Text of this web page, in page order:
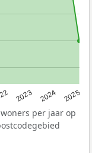
2023 2024 2025
per jaar op